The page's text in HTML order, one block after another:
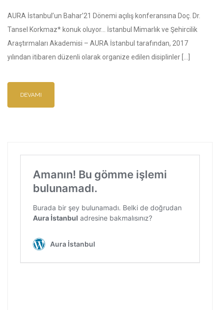
AURA İstanbul’un Bahar’21 Dönemi açılış konferansına Doç. Dr.
Tansel Korkmaz* konuk oluyor… İstanbul Mimarlık ve Şehircilik
Araştırmaları Akademisi – AURA İstanbul tarafından, 2017
yılından itibaren düzenli olarak organize edilen disiplinler […]
DEVAMI